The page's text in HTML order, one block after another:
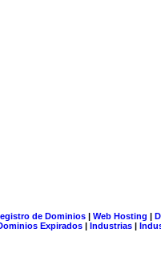
de Dominios| Web Hosting |
Expirados | Industrias |